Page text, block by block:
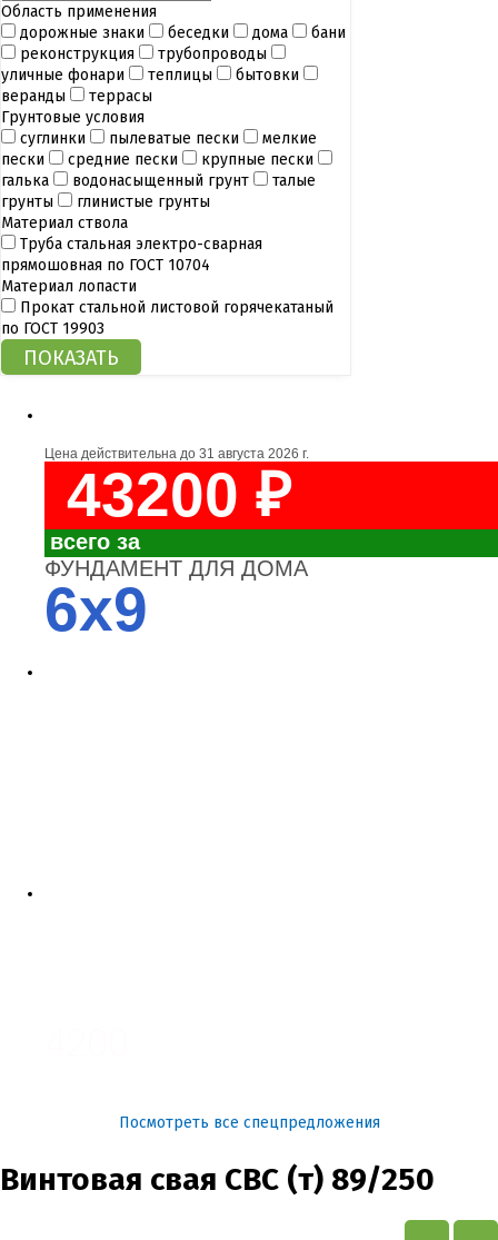
Область применения
дорожные знаки
беседки дома
бани
реконструкция
трубопроводы
уличные фонари
теплицы
бытовки
веранды
террасы
Грунтовые условия
суглинки
пылеватые пески
мелкие
пески
средние пески
крупные пески
галька
водонасыщенный грунт
талые
грунты
глинистые грунты
Материал ствола
Труба стальная электро-сварная
прямошовная по ГОСТ 10704
Материал лопасти
Прокат стальной листовой горячекатаный
по ГОСТ 19903
Цена действительна до 31 августа 2026 г.
43200 ₽
всего за
ФУНДАМЕНТ ДЛЯ ДОМА
6x9
Посмотреть все спецпредложения
Винтовая свая СВС (т) 89/250